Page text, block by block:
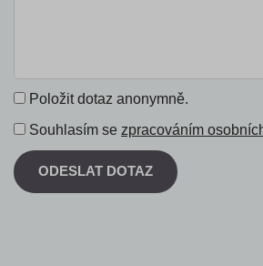
Položit dotaz anonymně.
Souhlasím se zpracováním
ODESLAT DOTAZ